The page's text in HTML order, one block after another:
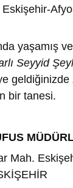
yaşamış
Seyyid
geldiğinizde
bir tanesi.
Mah.